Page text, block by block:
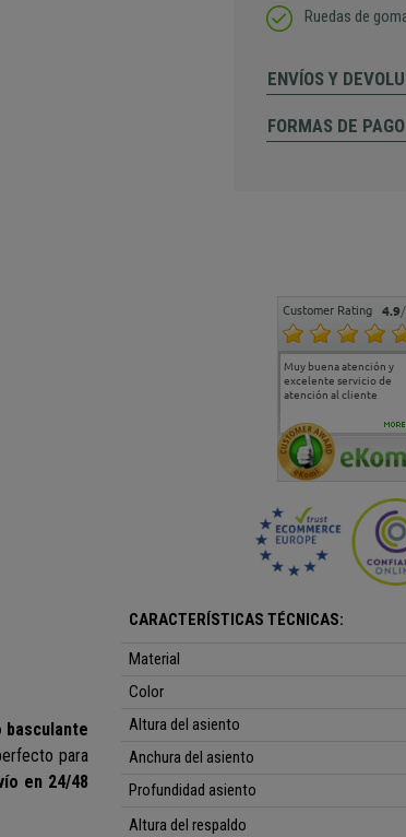
Ruedas de
ENVÍOS Y
FORMAS DE PAGO
Customer Rating 4.9
Muy buena atención y
excelente servicio de
atención al cliente
basculante
para
en 24/48
CARACTERÍSTICAS TÉCNICAS:
Material
Color
Altura del asiento
Anchura del asiento
Profundidad asiento
Altura del respaldo